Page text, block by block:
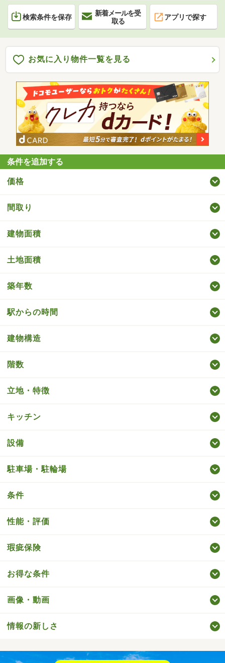
検索条件を保存
新着メールを受
取る
アプリで探す
お気に入り物件一覧を見る
条件を追加する
価格
間取り
建物面積
土地面積
築年数
駅からの時間
建物構造
階数
立地・特徴
キッチン
設備
駐車場・駐輪場
条件
性能・評価
瑕疵保険
お得な条件
画像・動画
情報の新しさ